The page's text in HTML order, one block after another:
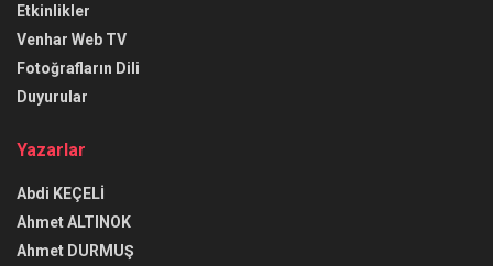
Etkinlikler
Venhar Web TV
Fotoğrafların Dili
Duyurular
Yazarlar
Abdi KEÇELİ
Ahmet ALTINOK
Ahmet DURMUŞ